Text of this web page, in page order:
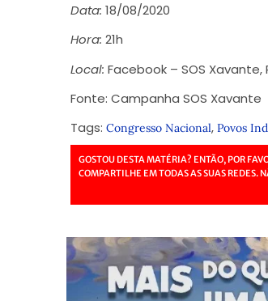
Data: 18/08/2020
Hora: 21h
Local: Facebook – SOS
Fonte: Campanha SOS Xavante
Tags: Congresso Nacional, Povos
GOSTOU DESTA MATÉRIA? ENTÃO, POR
COMPARTILHE EM TODAS AS SUAS REDES.